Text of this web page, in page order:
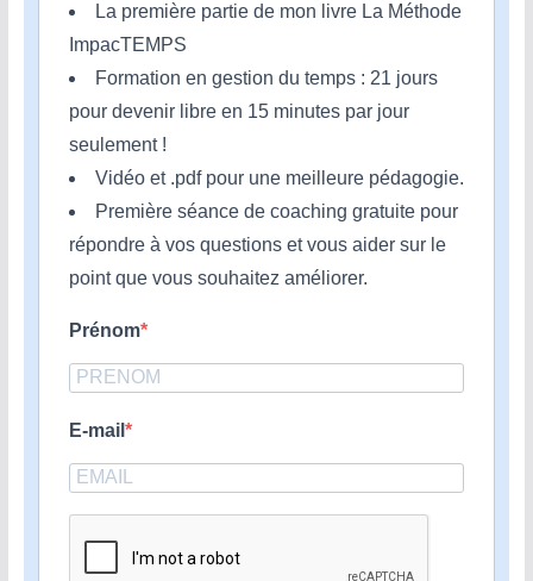
La première partie de mon livre La Méthode
ImpacTEMPS
Formation en gestion du temps : 21 jours
pour devenir libre en 15 minutes par jour
seulement !
Vidéo et .pdf pour une meilleure pédagogie.
Première séance de coaching gratuite pour
répondre à vos questions et vous aider sur le
point que vous souhaitez améliorer.
Prénom
E-mail